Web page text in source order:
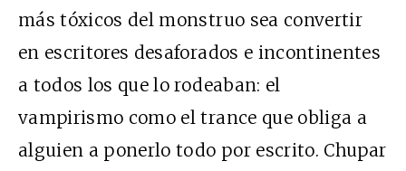
más tóxicos del monstruo sea convertir
en escritores desaforados e incontinentes
a todos los que lo rodeaban: el
vampirismo como el trance que obliga a
alguien a ponerlo todo por escrito. Chupar